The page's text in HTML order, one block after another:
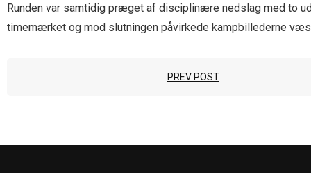
Runden var samtidig præget af disciplinære nedslag med to
timemærket og mod slutningen påvirkede kampbillederne
PREV POST